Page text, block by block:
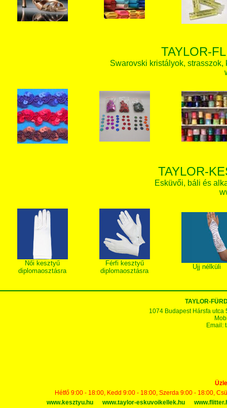
TAYLOR-
Swarovski kristályok,
TAYLOR-
Esküvői, báli és
Női kesztyű
diplomaosztásra
Férfi kesztyű
diplomaosztásra
Ujj nélküli
TAYLOR-
1074 Budapest Hársfa utca
Email:
Hétfő 9:00 - 18:00, Kedd 9:00 - 18:00, Szerda 9:00 - 18:00,
www.kesztyu.hu
www.taylor-eskuvoikellek.hu